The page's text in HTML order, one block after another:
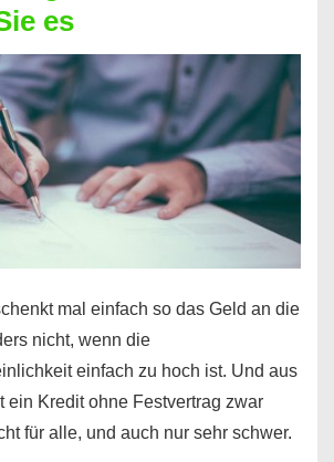
es
mal einfach so das Geld an die
nicht, wenn die
einfach zu hoch ist. Und aus
ein Kredit ohne Festvertrag zwar
für alle, und auch nur sehr schwer.